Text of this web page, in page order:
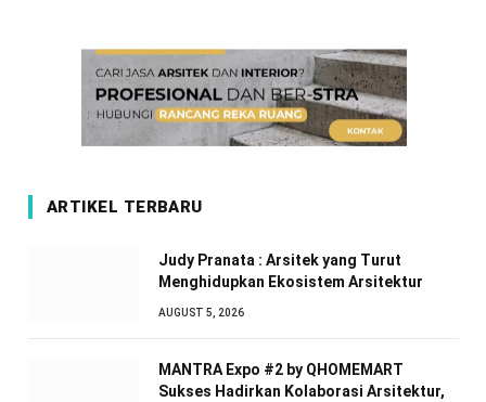
ARTIKEL TERBARU
Judy Pranata : Arsitek yang Turut
Menghidupkan Ekosistem Arsitektur
AUGUST 5, 2026
MANTRA Expo #2 by QHOMEMART
Sukses Hadirkan Kolaborasi Arsitektur,